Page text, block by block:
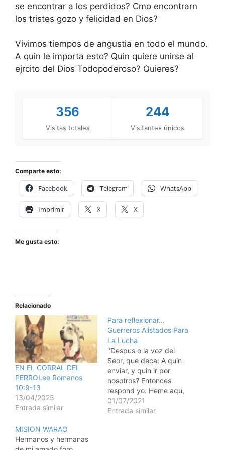
se encontrar a los perdidos? Cmo encontrarn
los tristes gozo y felicidad en Dios?
Vivimos tiempos de angustia en todo el mundo.
A quin le importa esto? Quin quiere unirse al
ejrcito del Dios Todopoderoso? Quieres?
356
Visitas totales
244
Visitantes únicos
Comparte esto:
Facebook Telegram WhatsApp
Imprimir X X
Me gusta esto:
Relacionado
EN EL CORRAL DEL
PERROLee Romanos
10:9-13
13/04/2025
Entrada similar
Para reflexionar…
Guerreros Alistados Para
La Lucha
"Despus o la voz del
Seor, que deca: A quin
enviar, y quin ir por
nosotros? Entonces
respond yo: Heme aqu,
envame a m" (Isaas 6:8).
"Mientras las mujeres
01/07/2021
Entrada similar
MISION WARAO
Hermanos y hermanas